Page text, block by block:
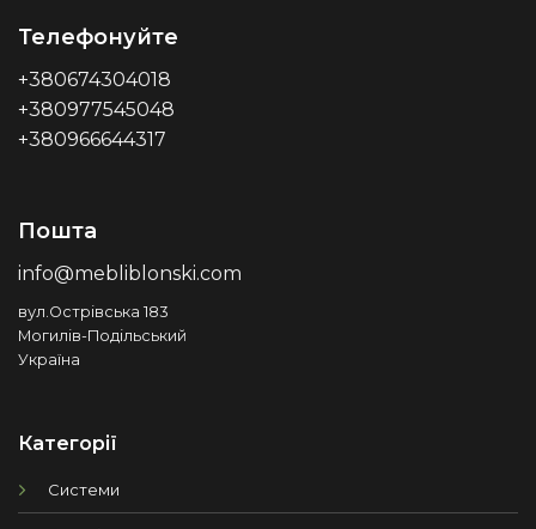
Телефонуйте
+380674304018
+380977545048
+380966644317
Пошта
info@mebliblonski.com
вул.Острівська 183
Могилів-Подільський
Україна
Категорії
Системи